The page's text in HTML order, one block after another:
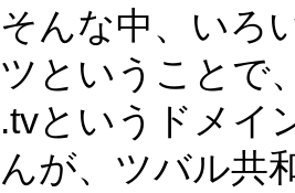
そんな中、いろ
ツということで
.tvというドメイ
んが、ツバル共